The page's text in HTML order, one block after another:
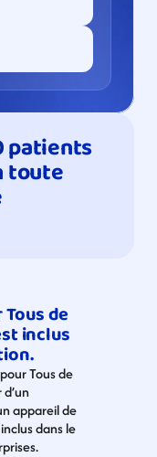
patients
toute
de
inclus
Tous de
appareil de
dans le